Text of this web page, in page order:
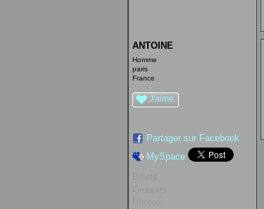
ANTOINE
Homme
paris
France
J'aime
Partager sur Facebook
MySpace